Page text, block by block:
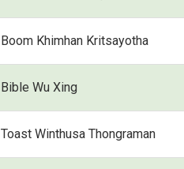
Boom Khimhan Kritsayotha
Bible Wu Xing
Toast Winthusa Thongraman